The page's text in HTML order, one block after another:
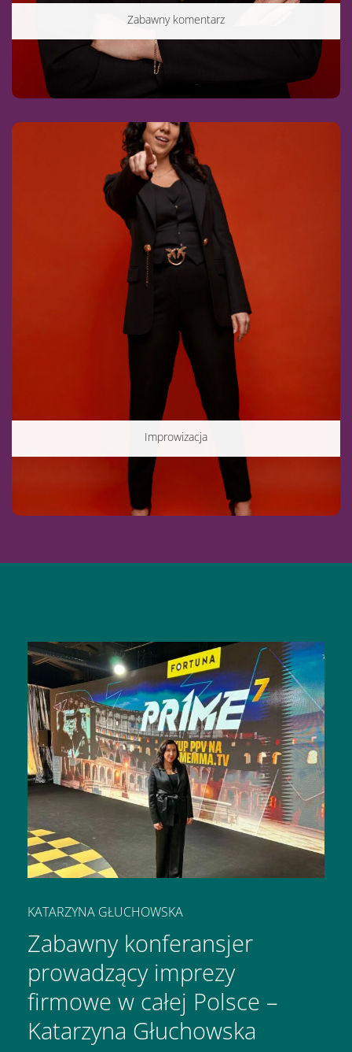
Zabawny komentarz
Improwizacja
KATARZYNA GŁUCHOWSKA
Zabawny konferansjer
prowadzący imprezy
firmowe w całej Polsce –
Katarzyna Głuchowska